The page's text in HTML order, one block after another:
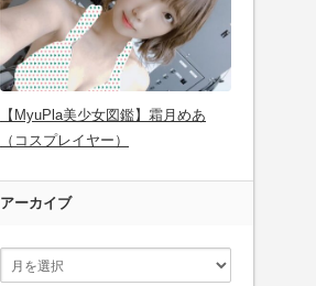
【MyuPla美少女図鑑】霜月めあ
（コスプレイヤー）
アーカイブ